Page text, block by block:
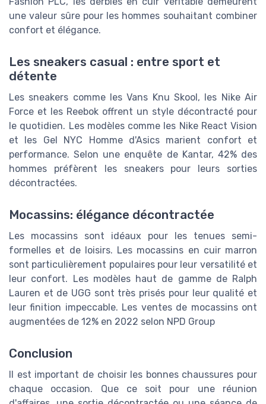
une valeur sûre pour les hommes souhaitant combiner
confort et élégance.
Les sneakers casual : entre sport et
détente
Les sneakers comme les Vans Knu Skool, les Nike Air
Force et les Reebok offrent un style décontracté pour
le quotidien. Les modèles comme les Nike React Vision
et les Gel NYC Homme d'Asics marient confort et
performance. Selon une enquête de Kantar, 42% des
hommes préfèrent les sneakers pour leurs sorties
décontractées.
Mocassins: élégance décontractée
Les mocassins sont idéaux pour les tenues semi-
formelles et de loisirs. Les mocassins en cuir marron
sont particulièrement populaires pour leur versatilité et
leur confort. Les modèles haut de gamme de Ralph
Lauren et de UGG sont très prisés pour leur qualité et
leur finition impeccable. Les ventes de mocassins ont
augmentées de 12% en 2022 selon NPD Group
Conclusion
Il est important de choisir les bonnes chaussures pour
chaque occasion. Que ce soit pour une réunion